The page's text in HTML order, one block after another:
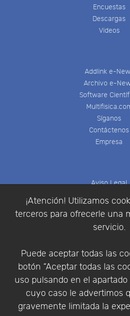
¡Atención! Utilizamos
terceros para ofrecerle una
servicio.
Puede aceptar todas las
botón “Aceptar todas las
uso pulsando en el
cuyo caso le advertimos
gravemente limitada la
Encuestas
Descargas
Videos
Addlink e-
Archivo e-
Software
Síganos
Contáctenos
Empresa
Aviso Legal
Política de
Condiciones de
Identificarse
Empresa|Aviso Legal|